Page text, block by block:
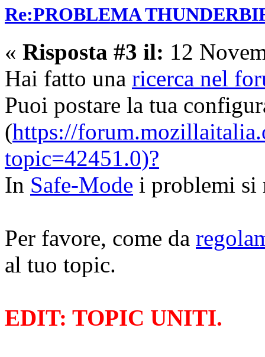
Re:PROBLEMA
« Risposta #3 il: 12
Hai fatto una ricerca nel
Puoi postare la tua
(https://
topic=42451.0)?
In Safe-Mode i problemi si
Per favore, come da
al tuo topic.
EDIT: TOPIC UNITI.